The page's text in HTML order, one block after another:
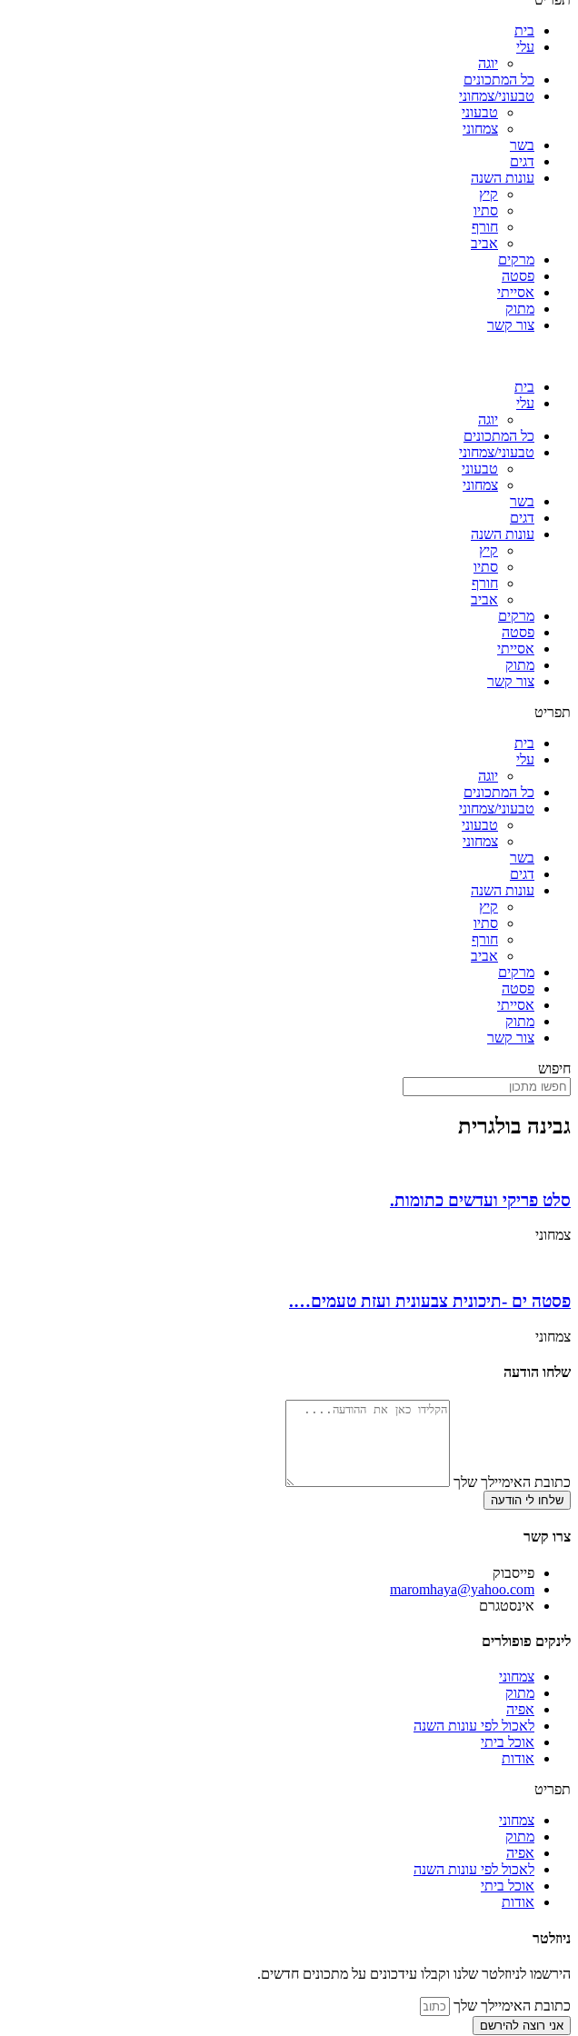
בית
עלי
יוגה
כל המתכונים
טבעוני/צמחוני
טבעוני
צמחוני
בשר
דגים
עונות השנה
קיץ
סתיו
חורף
אביב
מרקים
פסטה
אסייתי
מתוק
צור קשר
בית
עלי
יוגה
כל המתכונים
טבעוני/צמחוני
טבעוני
צמחוני
בשר
דגים
עונות השנה
קיץ
סתיו
חורף
אביב
מרקים
פסטה
אסייתי
מתוק
צור קשר
תפריט
בית
עלי
יוגה
כל המתכונים
טבעוני/צמחוני
טבעוני
צמחוני
בשר
דגים
עונות השנה
קיץ
סתיו
חורף
אביב
מרקים
פסטה
אסייתי
מתוק
צור קשר
חיפוש
גבינה בולגרית
סלט פריקי ועדשים כתומות.
צמחוני
פסטה ים -תיכונית צבעונית ועזת טעמים….
צמחוני
שלחו הודעה
כתובת האימיילך שלך
שלחו לי הודעה
צרו קשר
פייסבוק
‫maromhaya@yahoo.com
אינסטגרם
לינקים פופולרים
צמחוני
מתוק
אפיה
לאכול לפי עונות השנה
אוכל ביתי
אודות
תפריט
צמחוני
מתוק
אפיה
לאכול לפי עונות השנה
אוכל ביתי
אודות
ניוזלטר
הירשמו לניוזלטר שלנו וקבלו עידכונים על מתכונים חדשים.
כתובת האימיילך שלך
אני רוצה להירשם